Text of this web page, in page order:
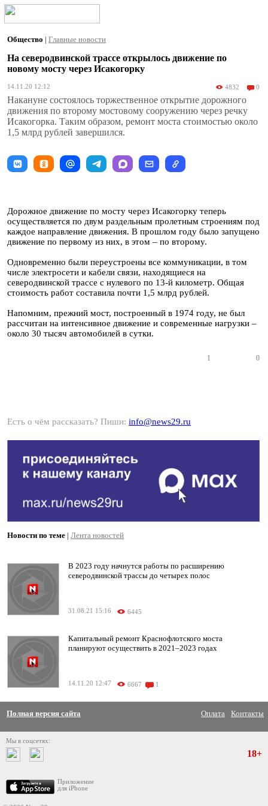
Общество | Главные новости
На северодвинской трассе открылось движение по
новому мосту через Исакогорку
14.11.20 12:12 4832 0
Накануне состоялось торжественное открытие дорожного
движения по второму мостовому сооружению через речку
Исакогорка. Таким образом, ремонт моста стоимостью около
1,5 млрд рублей завершился.
Дорожное движение по мосту через Исакогорку теперь
осуществляется по двум раздельным пролетным строениям под
каждое направление движения. В прошлом году было запущено
движение по первому из них, в этом – по второму.
Одновременно были переустроены все коммуникации, в том
числе электросети и кабели связи, находящиеся на
северодвинской трассе с нулевого по 13-й километр. Общая
стоимость работ составила почти 1,5 млрд рублей.
Напомним, прежний мост, построенный в 1974 году, не был
рассчитан на интенсивное движение и современные нагрузки –
около 30 тысяч автомобилей в сутки.
1 0
Есть о чём рассказать? Пиши: info@news29.ru
Новости по теме | Лента новостей
В 2023 году начнутся работы по расширению
северодвинской трассы до четырех полос
31.08.21 15:16 6445
Капитальный ремонт Краснофлотского моста
планируют осуществить в 2021–2023 годах
14.11.20 12:47 6667 1
Полная версия сайта Оплата Контакты
Мы в соцсетях:
Приложение
для iPhone
18+